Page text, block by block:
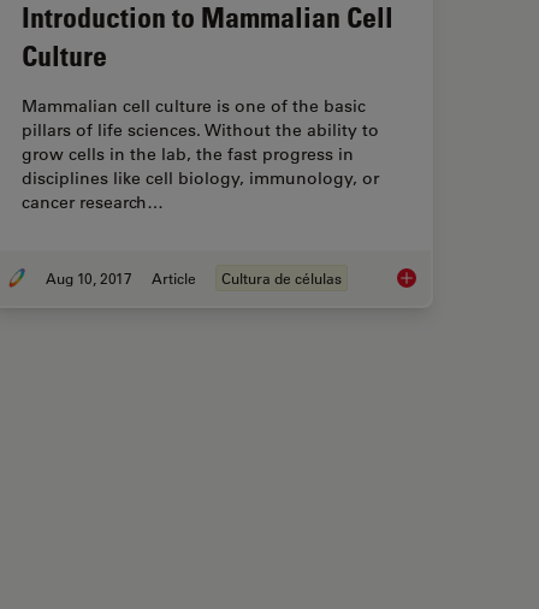
Virology
Introduction to Mammalian Cell
Culture
Mammalian cell culture is one of the basic
pillars of life sciences. Without the ability to
grow cells in the lab, the fast progress in
disciplines like cell biology, immunology, or
cancer research…
Aug 10, 2017 Article Cultura de células Introduction to